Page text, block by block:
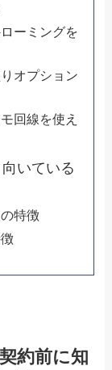
ーミングを
オプション
回線を使え
いている
特徴
約前に知